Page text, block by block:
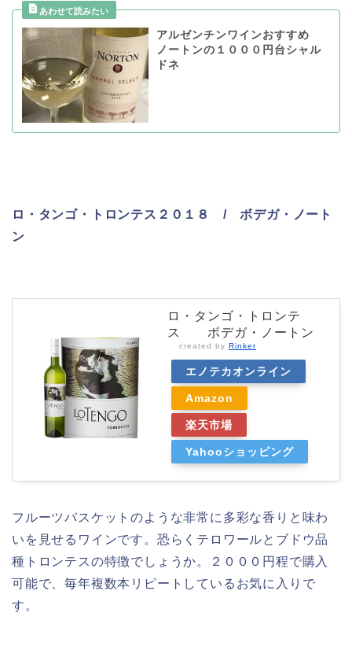
アルゼンチンワインおすすめ
ノートンの１０００円台シャル
ドネ
ロ・タンゴ・トロンテス２０１８ / ボデガ・ノート
ン
ロ・タンゴ・トロンテ
ス ボデガ・ノートン
created by Rinker
エノテカオンライン
Amazon
楽天市場
Yahooショッピング
フルーツバスケットのような非常に多彩な香りと味わ
いを見せるワインです。恐らくテロワールとブドウ品
種トロンテスの特徴でしょうか。２０００円程で購入
可能で、毎年複数本リピートしているお気に入りで
す。